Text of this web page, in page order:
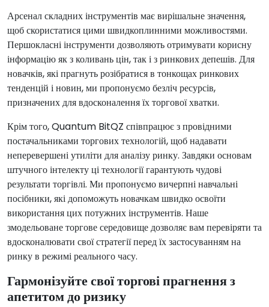
Арсенал складних інструментів має вирішальне значення,
щоб скористатися цими швидкоплинними можливостями.
Першокласні інструменти дозволяють отримувати корисну
інформацію як з коливань цін, так і з ринкових депешів. Для
новачків, які прагнуть розібратися в тонкощах ринкових
тенденцій і новин, ми пропонуємо безліч ресурсів,
призначених для вдосконалення їх торгової хватки.
Крім того, Quantum BitQZ співпрацює з провідними
постачальниками торгових технологій, щоб надавати
неперевершені утиліти для аналізу ринку. Завдяки основам
штучного інтелекту ці технології гарантують чудові
результати торгівлі. Ми пропонуємо вичерпні навчальні
посібники, які допоможуть новачкам швидко освоїти
використання цих потужних інструментів. Наше
змодельоване торгове середовище дозволяє вам перевіряти та
вдосконалювати свої стратегії перед їх застосуванням на
ринку в режимі реального часу.
Гармонізуйте свої торгові прагнення з
апетитом до ризику